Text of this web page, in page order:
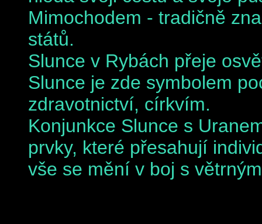
Mimochodem - tradičně
států.
Slunce v Rybách přeje
Slunce je zde symbolem
zdravotnictví, církvím.
Konjunkce Slunce s
prvky, které přesahují
vše se mění v boj s